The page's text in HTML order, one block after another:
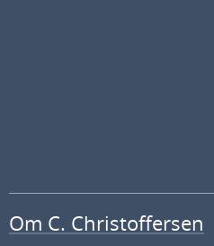
Om C. Christoffersen